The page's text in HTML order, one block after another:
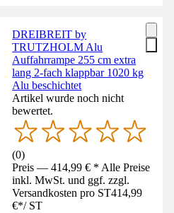
DREIBREIT by
TRUTZHOLM Alu
Auffahrrampe 255 cm extra
lang 2-fach klappbar 1020 kg
Alu beschichtet
Artikel wurde noch nicht
bewertet.
(0)
Preis — 414,99 € * Alle Preise
inkl. MwSt. und ggf. zzgl.
Versandkosten pro ST414,99
€*/ ST